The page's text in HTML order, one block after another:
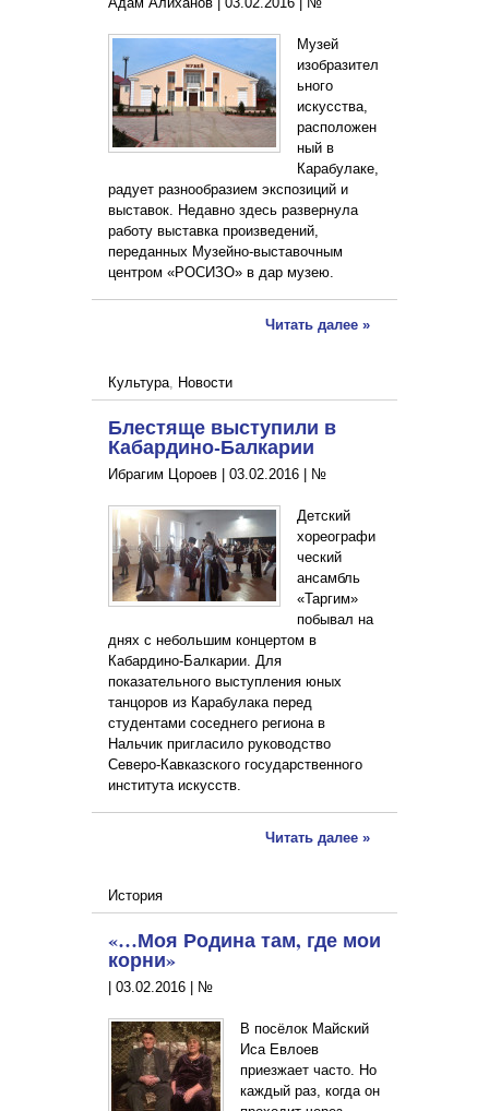
Музей
изобразител
ьного
искусства,
расположен
ный в
Карабулаке,
радует разнообразием экспозиций и
выставок. Недавно здесь развернула
работу выставка произведений,
переданных Музейно-выставочным
центром «РОСИЗО» в дар музею.
Читать далее »
Культура, Новости
Блестяще выступили в
Кабардино-Балкарии
Ибрагим Цороев | 03.02.2016 №
Детский
хореографи
ческий
ансамбль
«Таргим»
побывал на
днях с небольшим концертом в
Кабардино-Балкарии. Для
показательного выступления юных
танцоров из Карабулака перед
студентами соседнего региона в
Нальчик пригласило руководство
Северо-Кавказского государственного
института искусств.
Читать далее »
История
«…Моя Родина там, где мои
корни»
03.02.2016 №
В посёлок Майский
Иса Евлоев
приезжает часто. Но
каждый раз, когда он